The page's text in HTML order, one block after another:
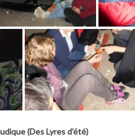
(Des Lyres d’été)